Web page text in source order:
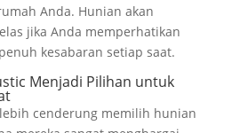
Anda. Hunian akan
jika Anda memperhatikan
kesabaran setiap saat.
Menjadi Pilihan untuk
cenderung memilih hunian